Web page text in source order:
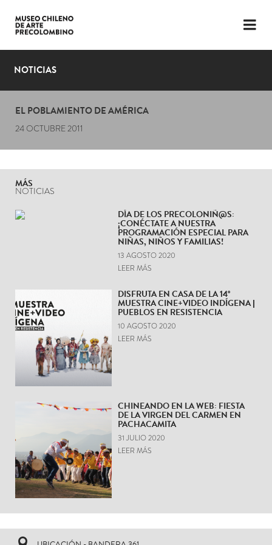
LENGUAJE
PLANIFICA TU VISITA
EXPOSICIONES
EL MUSEO
NOTICIAS
NOTICIAS
EL POBLAMIENTO DE AMÉRICA
24 OCTUBRE 2011
MÁS
NOTICIAS
DÍA DE LOS PRECOLONIÑ@S:
¡CONÉCTATE A NUESTRA
PROGRAMACIÓN ESPECIAL PARA
NIÑAS, NIÑOS Y FAMILIAS!
13 AGOSTO 2020
LEER MÁS
DISFRUTA EN CASA DE LA 14°
MUESTRA CINE+VIDEO INDÍGENA |
PUEBLOS EN RESISTENCIA
10 AGOSTO 2020
LEER MÁS
CHINEANDO EN LA WEB: FIESTA
DE LA VIRGEN DEL CARMEN EN
PACHACAMITA
31 JULIO 2020
LEER MÁS